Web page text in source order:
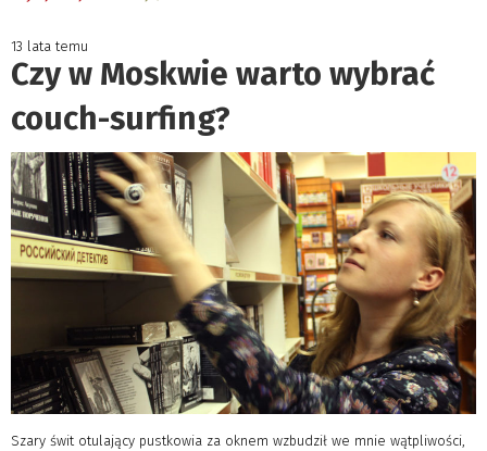
13 lata temu
Czy w Moskwie warto wybrać
couch-surfing?
Szary świt otulający pustkowia za oknem wzbudził we mnie wątpliwości,